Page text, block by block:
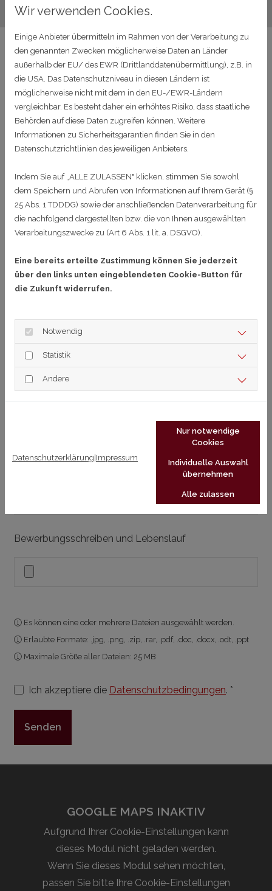
BEWERBEN SIE SICH HIER
Voraussetzungen
Gültiger Führerschein Klasse B
Bewerbungsschreiben und Lebenslauf
Es können eine oder mehrere Dateien ausgewählt werden.
Erlaubte Formate: .jpg, .png, .zip, .rar, .pdf, .doc, .docx, .odt, .ppt
Maximale Größe aller Dateien: 25 MB
Ich akzeptiere die Datenschutzbedingungen. *
GOOGLE MAPS INAKTIV
Aufgrund Ihrer Cookie-Einstellungen kann
dieses Modul nicht geladen werden.
Wenn Sie dieses Modul sehen möchten,
passen Sie bitte Ihre Cookie-Einstellungen
Wir verwenden Cookies.
Einige Anbieter übermitteln im Rahmen von der Verarbeitung zu
den genannten Zwecken möglicherweise Daten an Länder
außerhalb der EU/ des EWR (Drittlanddatenübermittlung), z.B. in
die USA. Das Datenschutzniveau in diesen Ländern ist
möglicherweise nicht mit dem in den EU-/EWR-Ländern
vergleichbar. Es besteht daher ein erhöhtes Risiko, dass staatliche
Behörden auf diese Daten zugreifen können. Weitere
Informationen zu Sicherheitsgarantien finden Sie in den
Datenschutzrichtlinien des jeweiligen Anbieters.
Indem Sie auf „ALLE ZULASSEN" klicken, stimmen Sie sowohl
dem Speichern und Abrufen von Informationen auf Ihrem Gerät (§
25 Abs. 1 TDDDG) sowie der anschließenden Datenverarbeitung für
die nachfolgend dargestellten bzw. die von Ihnen ausgewählten
Verarbeitungszwecke zu (Art 6 Abs. 1 lit. a. DSGVO).
Eine bereits erteilte Zustimmung können Sie jederzeit
über den links unten eingeblendeten Cookie-Button für
die Zukunft widerrufen.
Notwendig
Statistik
Andere
Datenschutzerklärung Impressum
Nur notwendige
Cookies
Individuelle Auswahl
übernehmen
Alle zulassen